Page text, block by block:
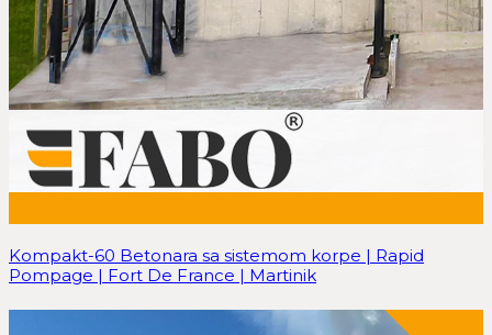
Kompakt-60 Betonara sa sistemom korpe | Rapid
Pompage | Fort De France | Martinik